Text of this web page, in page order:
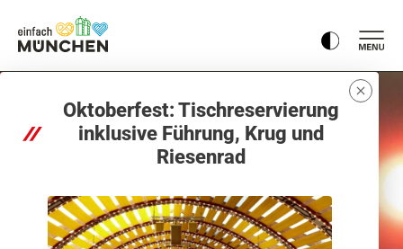
Oktoberfest: Tischreservierung
inklusive Führung, Krug und
Riesenrad